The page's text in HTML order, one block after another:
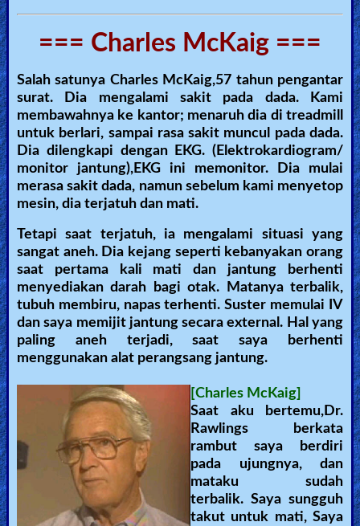
=== Charles McKaig ===
Salah satunya Charles McKaig,57 tahun pengantar
surat. Dia mengalami sakit pada dada. Kami
membawahnya ke kantor; menaruh dia di treadmill
untuk berlari, sampai rasa sakit muncul pada dada.
Dia dilengkapi dengan EKG. (Elektrokardiogram/
monitor jantung),EKG ini memonitor. Dia mulai
merasa sakit dada, namun sebelum kami menyetop
mesin, dia terjatuh dan mati.
Tetapi saat terjatuh, ia mengalami situasi yang
sangat aneh. Dia kejang seperti kebanyakan orang
saat pertama kali mati dan jantung berhenti
menyediakan darah bagi otak. Matanya terbalik,
tubuh membiru, napas terhenti. Suster memulai IV
dan saya memijit jantung secara external. Hal yang
paling aneh terjadi, saat saya berhenti
menggunakan alat perangsang jantung.
[Charles McKaig]
Saat aku bertemu,Dr.
Rawlings berkata
rambut saya berdiri
pada ujungnya, dan
mataku sudah
terbalik. Saya sungguh
takut untuk mati, Saya